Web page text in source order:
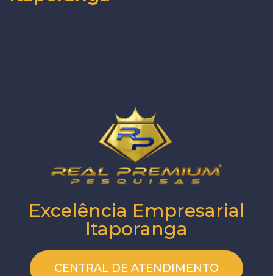
Excelência Empresarial
Itaporanga
CENTRAL DE ATENDIMENTO